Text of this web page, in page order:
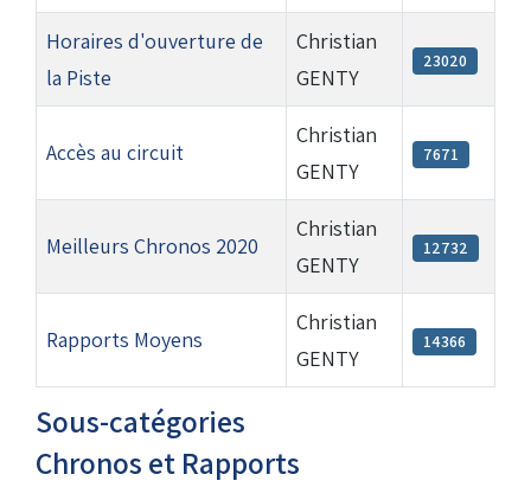
Horaires d'ouverture de
la Piste
Christian
GENTY
23020
Accès au circuit
Christian
GENTY
7671
Meilleurs Chronos 2020
Christian
GENTY
12732
Rapports Moyens
Christian
GENTY
14366
Sous-catégories
Chronos et Rapports